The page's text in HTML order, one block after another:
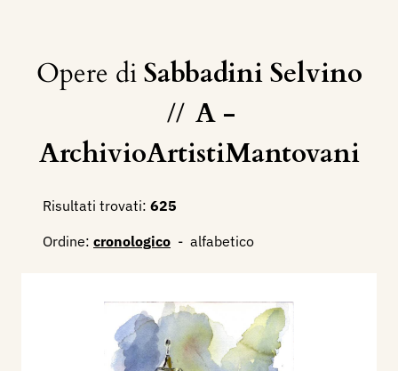
Opere diSabbadini Selvino
// A -
ArchivioArtistiMantovani
Risultati trovati: 625
Ordine: cronologico - alfabetico